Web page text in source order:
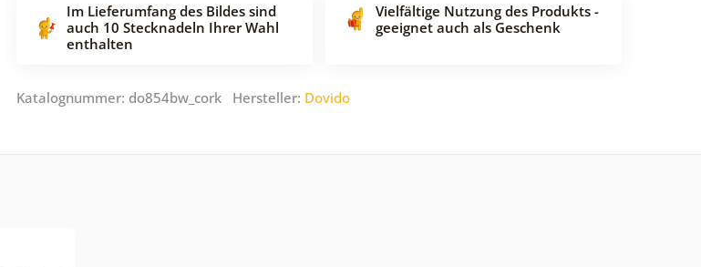
Im Lieferumfang des Bildes sind
auch 10 Stecknadeln Ihrer Wahl
enthalten
Vielfältige Nutzung des Produkts -
geeignet auch als Geschenk
Katalognummer: do854bw_cork Hersteller: Dovido